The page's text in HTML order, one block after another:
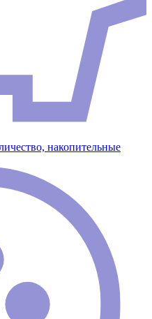
накопительные